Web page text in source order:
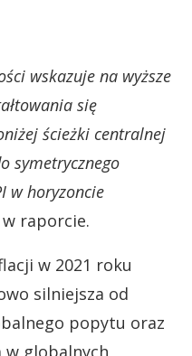
wskazuje na wyższe
się
ścieżki centralnej
symetrycznego
w horyzoncie
raporcie.
w 2021 roku
silniejsza od
popytu oraz
w globalnych